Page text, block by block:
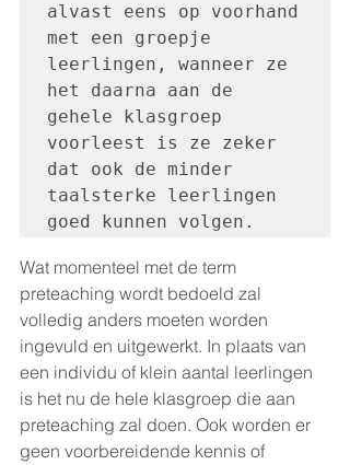
alvast eens op voorhand
met een groepje
leerlingen, wanneer ze
het daarna aan de
gehele klasgroep
voorleest is ze zeker
dat ook de minder
taalsterke leerlingen
goed kunnen volgen.
Wat momenteel met de term
preteaching wordt bedoeld zal
volledig anders moeten worden
ingevuld en uitgewerkt. In plaats van
een individu of klein aantal leerlingen
is het nu de hele klasgroep die aan
preteaching zal doen. Ook worden er
geen voorbereidende kennis of